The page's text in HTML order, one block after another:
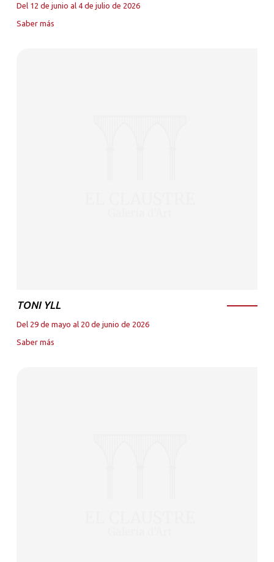
Del 12 de junio al 4 de julio de 2026
Saber más
TONI YLL
Del 29 de mayo al 20 de junio de 2026
Saber más